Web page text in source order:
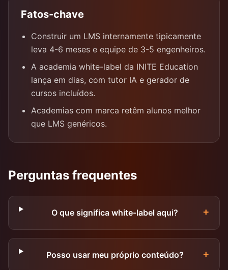
Fatos-chave
Construir um LMS internamente tipicamente
leva 4-6 meses e equipe de 3-5 engenheiros.
A academia white-label da INITE Education
lança em dias, com tutor IA e gerador de
cursos incluídos.
Academias com marca retêm alunos melhor
que LMS genéricos.
Perguntas frequentes
O que significa white-label aqui? +
Posso usar meu próprio conteúdo? +